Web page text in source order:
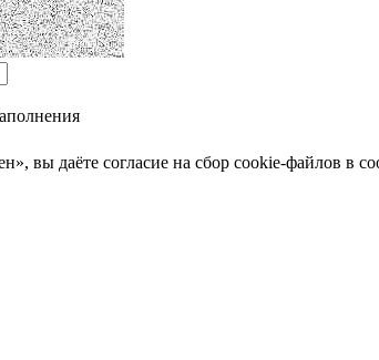
вы даёте cогласие на сбор cookie-файлов в